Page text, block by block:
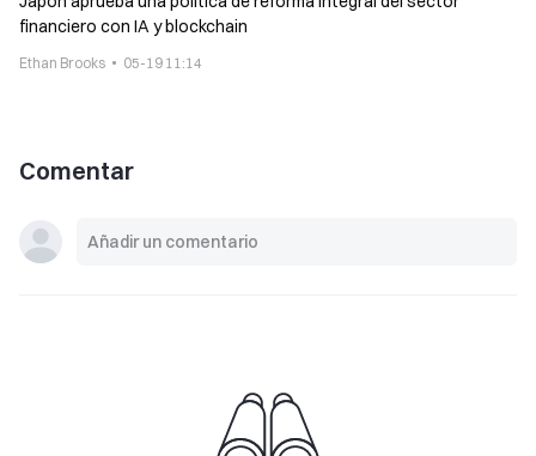
financiero con IA y blockchain
Ethan Brooks 05-19 11:14
Comentar